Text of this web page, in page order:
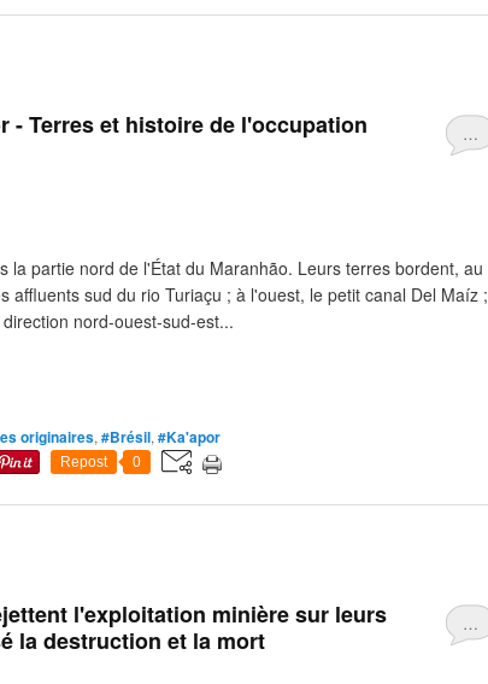
…
- Terres et histoire de l'occupation
la partie nord de l'État du Maranhão. Leurs terres bordent, au
affluents sud du rio Turiaçu ; à l'ouest, le petit canal Del Maíz ;
nord-ouest-sud-est...
originaires, #Brésil, #Ka'apor
Repost 0
…
l'exploitation minière sur leurs
la destruction et la mort